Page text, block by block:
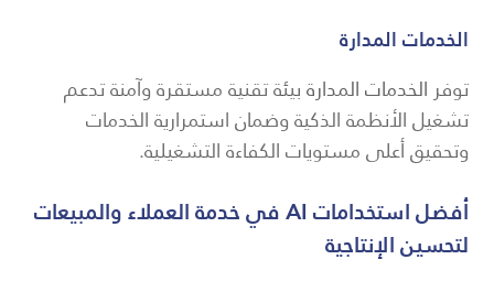
الخدمات المدارة
توفر الخدمات المدارةبيئة تقنية مستقرة وآمنة تدعم
تشغيل الأنظمة الذكية وضمان استمرارية الخدمات
وتحقيق أعلى مستويات الكفاءة التشغيلية.
أفضل استخدامات AI في خدمة العملاء والمبيعات
لتحسين الإنتاجية